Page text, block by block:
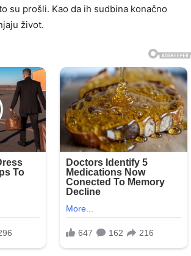
su prošli. Kao da ih sudbina konačno
život.